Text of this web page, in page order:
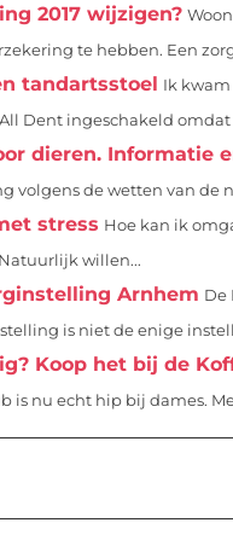
2017 wijzigen?
te hebben. Een
tandartsstoel Ik
Dent ingeschakeld omdat
dieren. Informatie
volgens de wetten van de
stress Hoe kan ik
willen...
Arnhem De
is niet de enige
Koop het bij de
is nu echt hip bij dames.